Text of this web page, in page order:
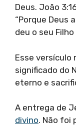
Deus. João
“Porque Deus
deu o seu
Esse versículo
significado do
eterno e
A entrega de
divino. Não foi